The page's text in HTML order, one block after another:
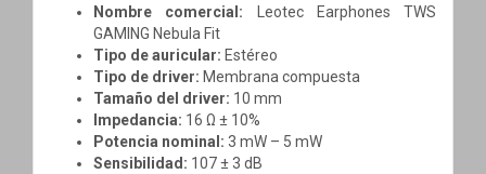
Nombre comercial: Leotec Earphones TWS
GAMING Nebula Fit
Tipo de auricular: Estéreo
Tipo de driver: Membrana compuesta
Tamaño del driver: 10 mm
Impedancia: 16 Ω ± 10%
Potencia nominal: 3 mW – 5 mW
Sensibilidad: 107 ± 3 dB